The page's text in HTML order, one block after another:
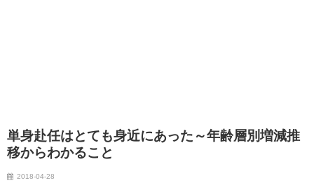
単身赴任はとても身近にあった～年齢層別増減推
移からわかること
2018-04-28